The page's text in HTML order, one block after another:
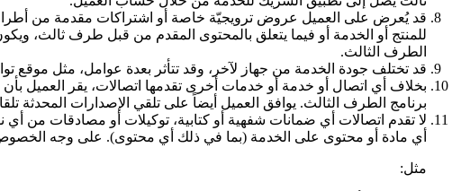
قد يُعرض على العميل عروض ترويجيّة خاصة أو اشتراكات مقدمة من
الطرف الثالث.
قد تختلف جودة الخدمة من جهاز لآخر، وقد تتأثر بعدة عوامل، مثل موقع
بخلاف أي اتصال أو خدمة أو خدمات أخرى تقدمها اتصالات، يقر
برنامج الطرف الثالث. يوافق العميل أيضاً على تلقي الإصدارات المحدثة
لا تقدم اتصالات أي ضمانات شفهية أو كتابية، توكيلات أو مصادقات من أي
أي مادة أو محتوى على الخدمة (بما في ذلك أي محتوى). على وجه
مثل: